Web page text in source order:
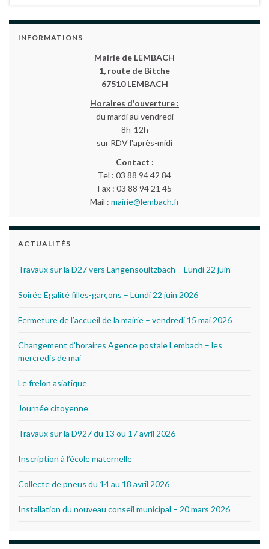
INFORMATIONS
Mairie de LEMBACH
1, route de Bitche
67510 LEMBACH
Horaires d'ouverture :
du mardi au vendredi
8h-12h
sur RDV l'après-midi
Contact :
Tel : 03 88 94 42 84
Fax : 03 88 94 21 45
Mail : mairie@lembach.fr
ACTUALITÉS
Travaux sur la D27 vers Langensoultzbach – Lundi 22 juin
Soirée Égalité filles-garçons – Lundi 22 juin 2026
Fermeture de l’accueil de la mairie – vendredi 15 mai 2026
Changement d’horaires Agence postale Lembach – les
mercredis de mai
Le frelon asiatique
Journée citoyenne
Travaux sur la D927 du 13 ou 17 avril 2026
Inscription à l’école maternelle
Collecte de pneus du 14 au 18 avril 2026
Installation du nouveau conseil municipal – 20 mars 2026